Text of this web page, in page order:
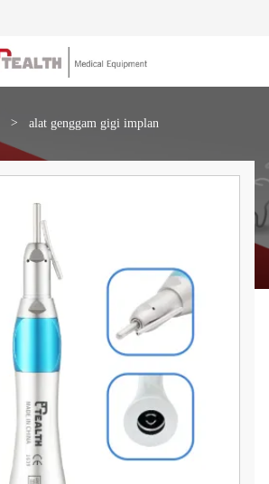
> alat genggam gigi implan